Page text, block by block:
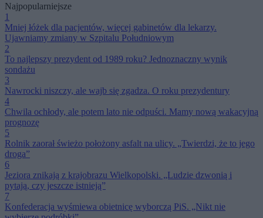
Najpopularniejsze
1
Mniej łóżek dla pacjentów, więcej gabinetów dla lekarzy.
Ujawniamy zmiany w Szpitalu Południowym
2
To najlepszy prezydent od 1989 roku? Jednoznaczny wynik
sondażu
3
Nawrocki niszczy, ale wajb się zgadza. O roku prezydentury
4
Chwila ochłody, ale potem lato nie odpuści. Mamy nową wakacyjną
prognozę
5
Rolnik zaorał świeżo położony asfalt na ulicy. „Twierdzi, że to jego
droga”
6
Jeziora znikają z krajobrazu Wielkopolski. „Ludzie dzwonią i
pytają, czy jeszcze istnieją”
7
Konfederacja wyśmiewa obietnicę wyborczą PiS. „Nikt nie